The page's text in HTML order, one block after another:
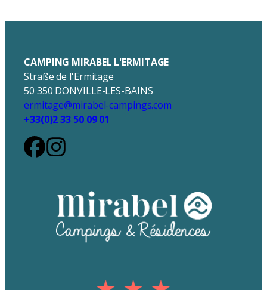
CAMPING MIRABEL L'ERMITAGE
Straße de l'Ermitage
50 350 DONVILLE-LES-BAINS
ermitage@mirabel-campings.com
+33(0)2 33 50 09 01